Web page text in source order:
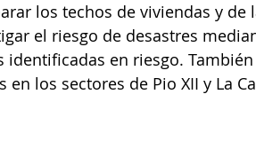
los techos de viviendas y
el riesgo de desastres
identificadas en riesgo.
en los sectores de Pio XII y La